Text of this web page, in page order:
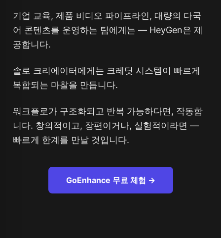
기업 교육, 제품 비디오 파이프라인, 대량의 다국
어 콘텐츠를 운영하는 팀에게는 — HeyGen은 제
공합니다.
솔로 크리에이터에게는 크레딧 시스템이 빠르게
복합되는 마찰을 만듭니다.
워크플로가 구조화되고 반복 가능하다면, 작동합
니다. 창의적이고, 장편이거나, 실험적이라면 —
빠르게 한계를 만날 것입니다.
GoEnhance 무료 체험 →